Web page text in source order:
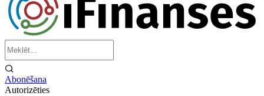
Abonēšana
Autorizēties